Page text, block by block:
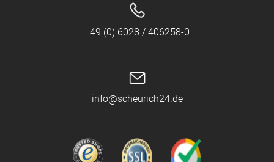
+49 (0) 6028 / 406258-0
info@scheurich24.de